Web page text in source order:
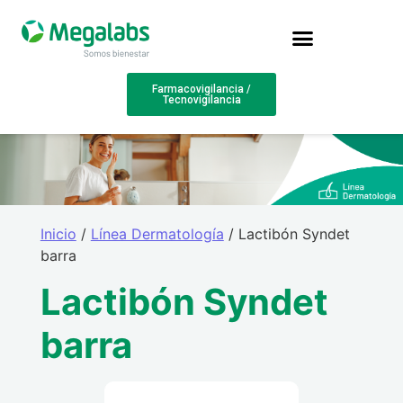
Farmacovigilancia /
Tecnovigilancia
Inicio / Línea Dermatología / Lactibón Syndet
barra
Lactibón Syndet
barra